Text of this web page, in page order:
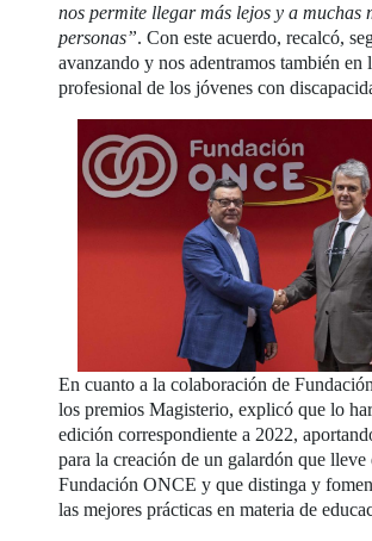
nos permite llegar más lejos y a muchas
personas”. Con este acuerdo, recalcó,
avanzando y nos adentramos también en
profesional de los jóvenes con
En cuanto a la colaboración de
los premios Magisterio, explicó que lo
edición correspondiente a 2022,
para la creación de un galardón que lleve
Fundación ONCE y que distinga y
las mejores prácticas en materia de